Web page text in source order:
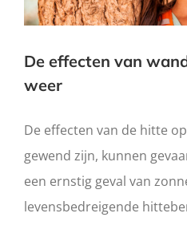
De effecten van
weer
De effecten van de hitte
gewend zijn, kunnen
een ernstig geval van
levensbedreigende